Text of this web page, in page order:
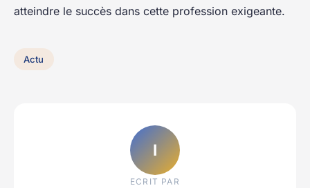
atteindre le succès dans cette profession exigeante.
Actu
I
ECRIT PAR